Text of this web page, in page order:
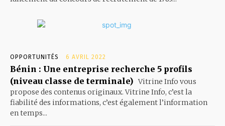
OPPORTUNITÉS 6 AVRIL 2022
Bénin : Une entreprise recherche 5 profils
(niveau classe de terminale) Vitrine Info vous
propose des contenus originaux. Vitrine Info, c’est la
fiabilité des informations, c’est également l’information
en temps...